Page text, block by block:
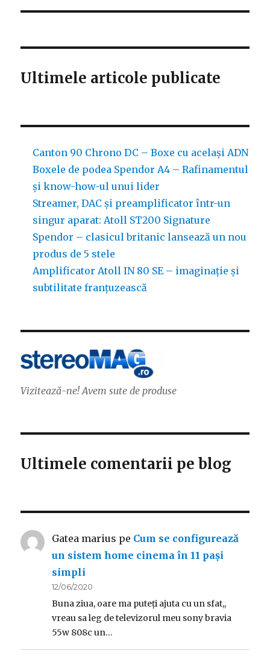
Ultimele articole publicate
Canton 90 Chrono DC – Boxe cu același ADN
Boxele de podea Spendor A4 – Rafinamentul
și know-how-ul unui lider
Streamer, DAC și preamplificator într-un
singur aparat: Atoll ST200 Signature
Spendor – clasicul britanic lansează un nou
produs de 5 stele
Amplificator Atoll IN 80 SE – imaginație și
subtilitate franțuzească
Vizitează-ne! Avem sute de produse
Ultimele comentarii pe blog
Gatea marius pe Cum se configurează
un sistem home cinema în 11 pași
simpli
12/06/2020
Buna ziua, oare ma puteți ajuta cu un sfat,,
vreau sa leg de televizorul meu sony bravia
55w 808c un…